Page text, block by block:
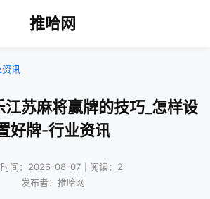
推哈网
讯
江苏麻将赢牌的技巧_怎样设
好牌-行业资讯
时间：2026-08-07｜阅读：2
发布者：推哈网